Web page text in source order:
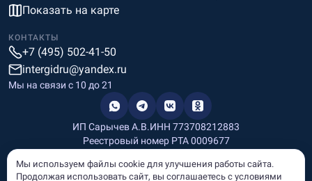
Показать на карте
КОНТАКТЫ
+7 (495) 502-41-50
intergidru@yandex.ru
Мы на связи c 10 до 21
ИП Сарычев А.В.ИНН 773708212883
Реестровый номер РТА 0009677
Информация, размещённая на сайте, носит информационный
Мы используем файлы cookie для улучшения работы сайта.
Продолжая использовать сайт, вы соглашаетесь с условиями